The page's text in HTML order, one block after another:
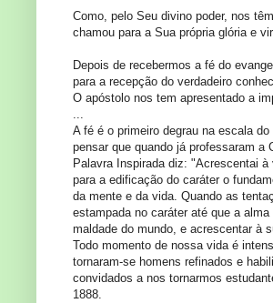
Como, pelo Seu divino poder, nos
chamou para a Sua própria glória e
Depois de recebermos a fé do
para a recepção do verdadeiro
O apóstolo nos tem apresentado a
...
A fé é o primeiro degrau na escala
pensar que quando já professaram
Palavra Inspirada diz: "Acrescentai
para a edificação do caráter o
da mente e da vida. Quando as
estampada no caráter até que a
maldade do mundo, e acrescentar à
Todo momento de nossa vida é
tornaram-se homens refinados e
convidados a nos tornarmos
1888.